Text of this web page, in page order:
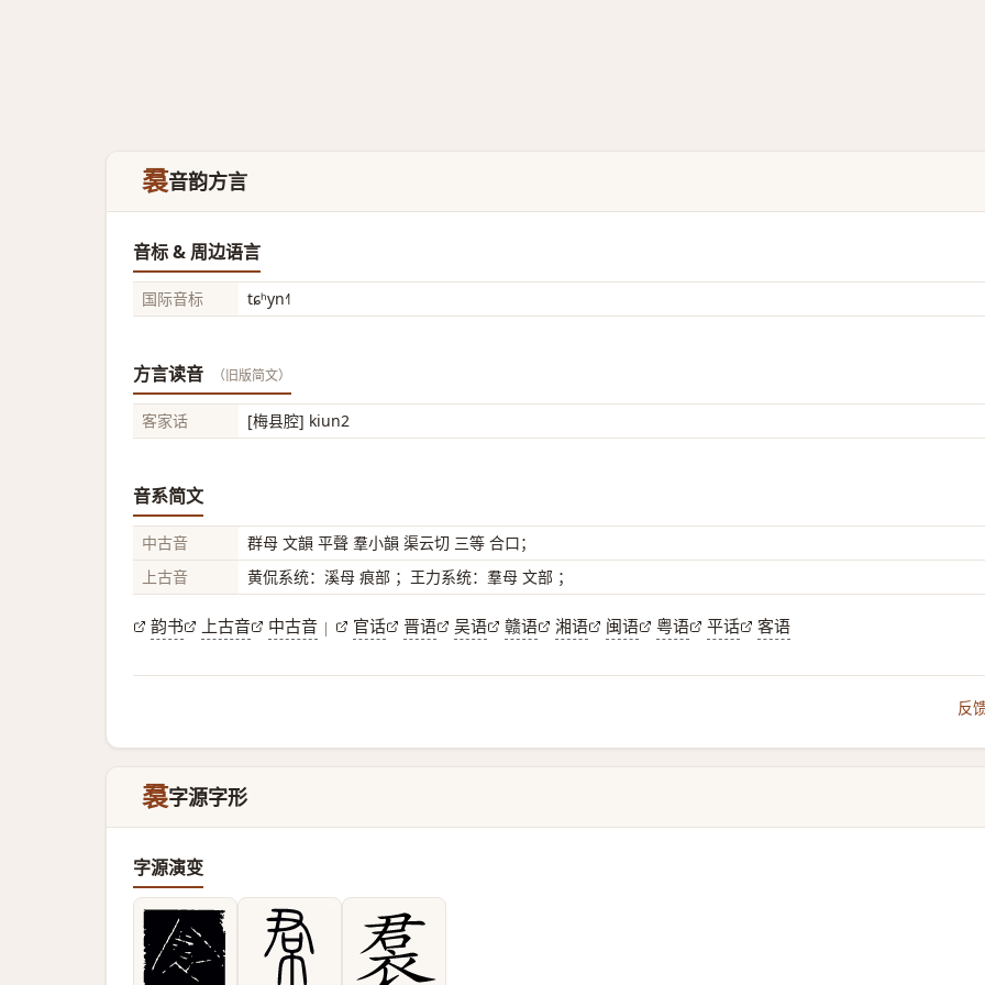
裠音韵方言
音标 & 周边语言
国际音标 tɕʰyn˧˥
方言读音 （旧版简文）
客家话 [梅县腔] kiun2
音系简文
中古音
群母 文韻 平聲 羣小韻 渠云切 三等 合口；
上古音
黄侃系统：溪母 痕部 ；王力系统：羣母 文部 ；
韵书 上古音 中古音 | 官话 晋语 吴语 赣语 湘语 闽语 粤语 平话 客语
反
裠字源字形
字源演变